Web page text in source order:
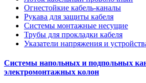
Огнестойкие кабель-каналы
Рукава для защиты кабеля
Системы монтажные несущие
Трубы для прокладки кабеля
Указатели напряжения и
Системы напольных и подпольных
электромонтажных колон